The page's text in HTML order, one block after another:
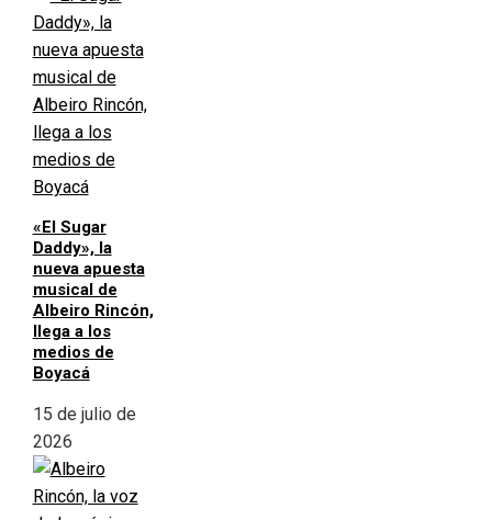
«El Sugar
Daddy», la
nueva apuesta
musical de
Albeiro Rincón,
llega a los
medios de
Boyacá
15 de julio de
2026